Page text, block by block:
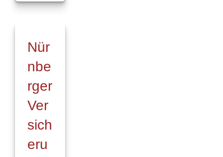
Softfair
Nür
nbe
rger
Ver
sich
eru